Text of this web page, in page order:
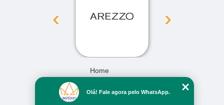
‹ ›
Home
Missão
Olá! Fale agora pelo WhatsApp.